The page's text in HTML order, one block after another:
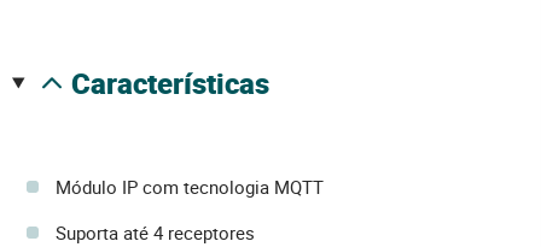
características
Módulo IP com tecnologia MQTT
Suporta até 4 receptores